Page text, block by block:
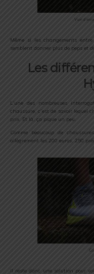
Vue
Même si les changements
semblent donner plus de peps et
Les
L’une des nombreuses
chaussure, c’est de savoir lequel
prix. Et là, ça pique un peu.
Comme beaucoup de
allègrement les 200 euros, 250
Il reste donc une solution pour